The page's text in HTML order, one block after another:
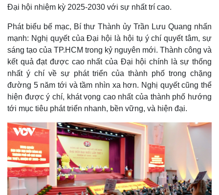
Đại hội nhiệm kỳ 2025-2030 với sự nhất trí cao.
Phát biểu bế mạc, Bí thư Thành ủy Trần Lưu Quang nhấn
mạnh: Nghị quyết của Đại hội là hội tụ ý chí quyết tâm, sự
sáng tạo của TP.HCM trong kỷ nguyên mới. Thành công và
kết quả đạt được cao nhất của Đại hội chính là sự thống
nhất ý chí về sự phát triển của thành phố trong chặng
đường 5 năm tới và tầm nhìn xa hơn. Nghị quyết cũng thể
hiện được ý chí, khát vọng cao nhất của thành phố hướng
tới mục tiêu phát triển nhanh, bền vững, và hiện đại.